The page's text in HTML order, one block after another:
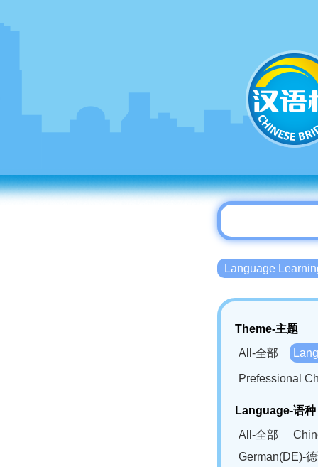
Language
Theme-主题
All-全部
Prefessional
Language-语种
All-全部
German(DE)-